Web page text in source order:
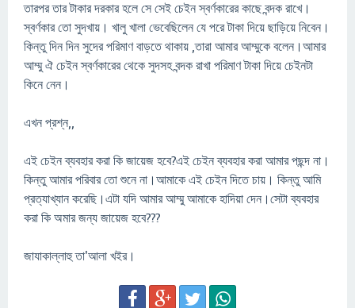
তারপর তার টাকার দরকার হলে সে সেই চেইন স্বর্ণকারের কাছে বন্দক রাখে।
স্বর্ণকার তো সুদখায়। খালু খালা ভেবেছিলেন যে পরে টাকা দিয়ে ছাড়িয়ে নিবেন।
কিন্তু দিন দিন সুদের পরিমাণ বাড়তে থাকায় ,তারা আমার আম্মুকে বলেন।আমার
আম্মু ঐ চেইন স্বর্ণকারের থেকে সুদসহ বন্দক রাখা পরিমাণ টাকা দিয়ে চেইনটা
কিনে নেন।
এখন প্রশ্ন,,
এই চেইন ব্যবহার করা কি জায়েজ হবে?এই চেইন ব্যবহার করা আমার পছন্দ না।
কিন্তু আমার পরিবার তো শুনে না।আমাকে এই চেইন দিতে চায়। কিন্তু আমি
প্রত্যাখ্যান করেছি।এটা যদি আমার আম্মু আমাকে হাদিয়া দেন।সেটা ব্যবহার
করা কি অমার জন্য জায়েজ হবে???
জাযাকাল্লাহু তা'আলা খইর।